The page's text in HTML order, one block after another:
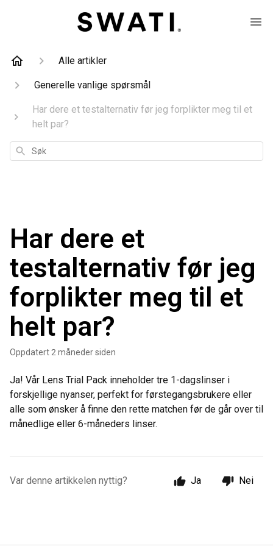
Alle artikler
Generelle vanlige spørsmål
Har dere et testalternativ før jeg forplikter meg til et
helt par?
Søk
Har dere et
testalternativ før jeg
forplikter meg til et
helt par?
Oppdatert2 måneder siden
Ja! Vår Lens Trial Pack inneholder tre 1-dagslinser i
forskjellige nyanser, perfekt for førstegangsbrukere eller
alle som ønsker å finne den rette matchen før de går over til
månedlige eller 6-måneders linser.
Var denne artikkelen nyttig? Ja Nei